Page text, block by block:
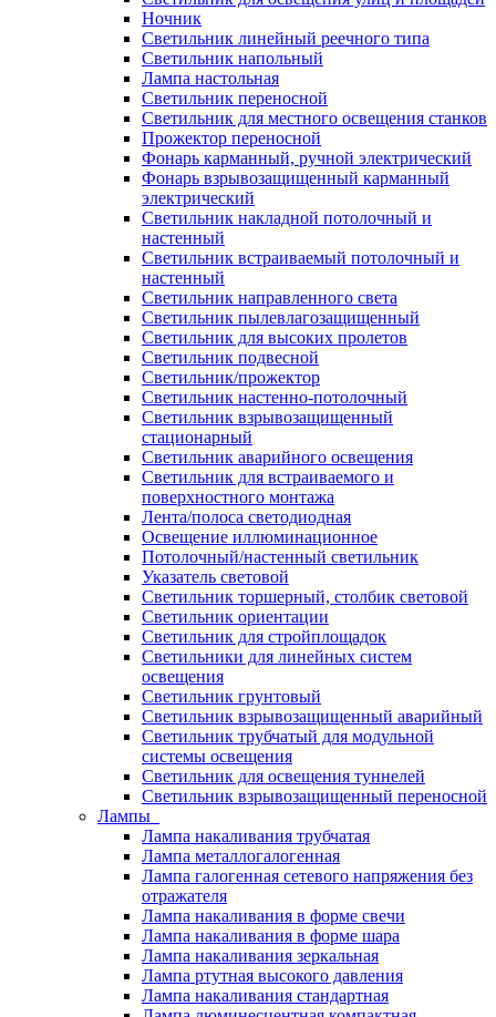
Ночник
Светильник линейный реечного типа
Светильник напольный
Лампа настольная
Светильник переносной
Светильник для местного освещения станков
Прожектор переносной
Фонарь карманный, ручной электрический
Фонарь взрывозащищенный карманный
электрический
Светильник накладной потолочный и
настенный
Светильник встраиваемый потолочный и
настенный
Светильник направленного света
Светильник пылевлагозащищенный
Светильник для высоких пролетов
Светильник подвесной
Светильник/прожектор
Светильник настенно-потолочный
Светильник взрывозащищенный
стационарный
Светильник аварийного освещения
Светильник для встраиваемого и
поверхностного монтажа
Лента/полоса светодиодная
Освещение иллюминационное
Потолочный/настенный светильник
Указатель световой
Светильник торшерный, столбик световой
Светильник ориентации
Светильник для стройплощадок
Светильники для линейных систем
освещения
Светильник грунтовый
Светильник взрывозащищенный аварийный
Светильник трубчатый для модульной
системы освещения
Светильник для освещения туннелей
Светильник взрывозащищенный переносной
Лампы
Лампа накаливания трубчатая
Лампа металлогалогенная
Лампа галогенная сетевого напряжения без
отражателя
Лампа накаливания в форме свечи
Лампа накаливания в форме шара
Лампа накаливания зеркальная
Лампа ртутная высокого давления
Лампа накаливания стандартная